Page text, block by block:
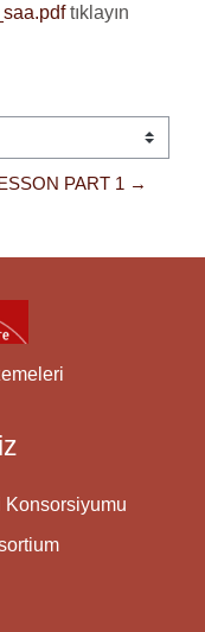
tıklayın
PART 1 →
Konsorsiyumu